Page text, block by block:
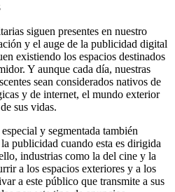
siguen presentes en nuestro
y el auge de la publicidad digital
existiendo los espacios destinados
Y aunque cada día, nuestras
sean considerados nativos de
y de internet, el mundo exterior
sus vidas.
y segmentada también
publicidad cuando esta es dirigida
industrias como la del cine y la
a los espacios exteriores y a los
a este público que transmite a sus